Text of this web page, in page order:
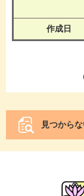
作成日
見つから